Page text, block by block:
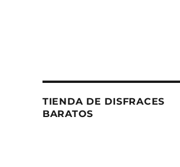
TIENDA DE DISFRACES
BARATOS